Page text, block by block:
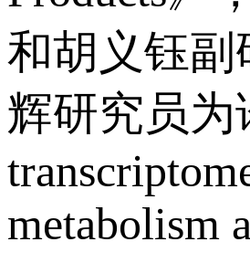
和胡义钰
辉研究员为
metabolism